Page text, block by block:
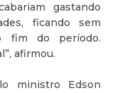
gastando
ficando sem
fim do período.
afirmou.
ministro Edson